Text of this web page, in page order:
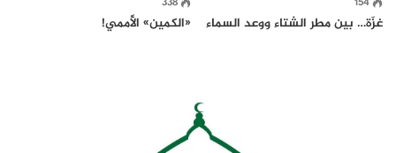
غزّة… بين مطر الشتاء ووعد السماء «الكمين» الأُممي!